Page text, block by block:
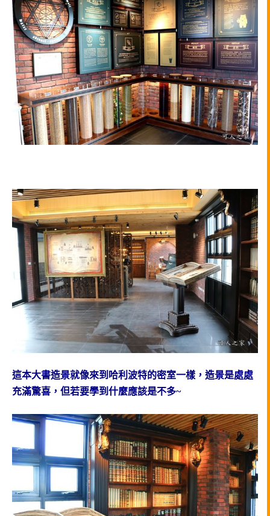
這本大書造景就像來到哈利波特的密室一樣，造景是處處
充滿驚喜，但若要學到什麼應該是不多~